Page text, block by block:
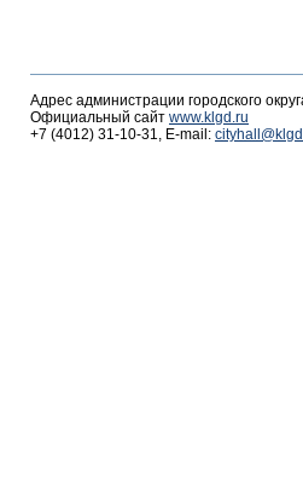
Адрес администрации городского
Официальный сайт www.klgd.ru
+7 (4012) 31-10-31, E-mail: